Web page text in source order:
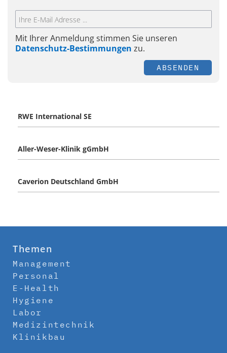
Mit Ihrer Anmeldung stimmen Sie unseren
Datenschutz-Bestimmungen zu.
ABSENDEN
RWE International SE
Aller-Weser-Klinik gGmbH
Caverion Deutschland GmbH
Themen
Management
Personal
E-Health
Hygiene
Labor
Medizintechnik
Klinikbau